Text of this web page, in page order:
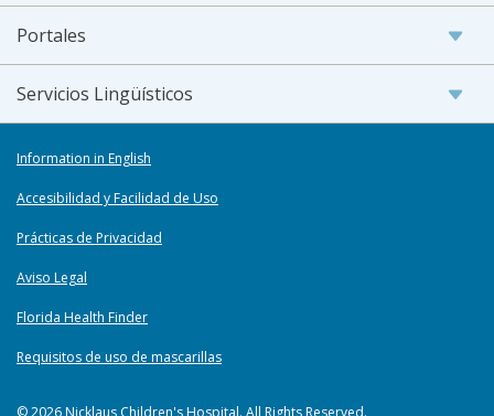
Portales
Servicios Lingüísticos
Information in English
Accesibilidad y Facilidad de Uso
Prácticas de Privacidad
Aviso Legal
Florida Health Finder
Requisitos de uso de mascarillas